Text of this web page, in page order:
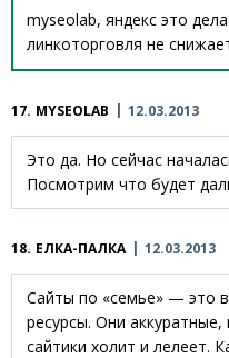
myseolab, яндекс это
линкоторговля не
17. MYSEOLAB 12.03.2013
Это да. Но сейчас
Посмотрим что будет
18. ЕЛКА-ПАЛКА 12.03.2013
Сайты по «семье» — это
ресурсы. Они
сайтики холит и лелеет.